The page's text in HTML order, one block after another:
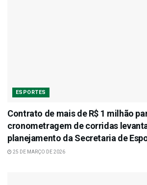
ESPORTES
Contrato de mais de R$ 1 milhão
cronometragem de corridas
planejamento da Secretaria de
25 DE MARÇO DE 2026